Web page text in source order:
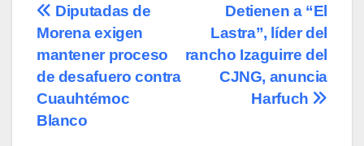
Navegación
de
entradas
Detienen a “El
Lastra”, líder del
rancho Izaguirre del
CJNG, anuncia
Harfuch
Diputadas de
Morena exigen
mantener proceso
de desafuero contra
Cuauhtémoc
Blanco